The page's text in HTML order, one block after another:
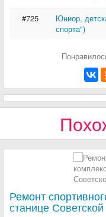
#725
Юниор,
спорта")
Ремонт
станице Советской